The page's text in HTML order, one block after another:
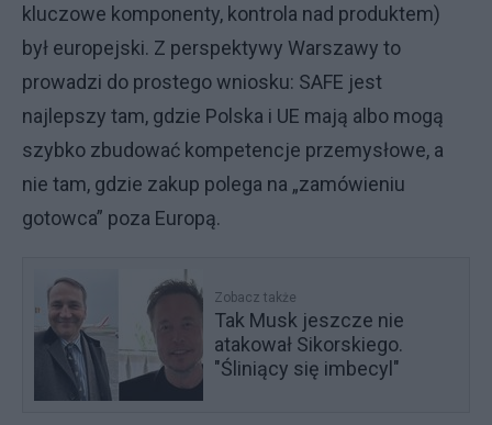
kluczowe komponenty, kontrola nad produktem)
był europejski. Z perspektywy Warszawy to
prowadzi do prostego wniosku: SAFE jest
najlepszy tam, gdzie Polska i UE mają albo mogą
szybko zbudować kompetencje przemysłowe, a
nie tam, gdzie zakup polega na „zamówieniu
gotowca” poza Europą.
Zobacz także
Tak Musk jeszcze nie
atakował Sikorskiego.
"Śliniący się imbecyl"